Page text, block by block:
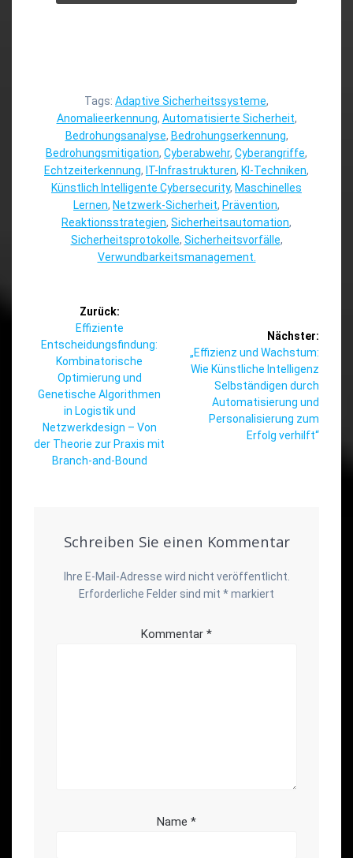
Tags: Adaptive Sicherheitssysteme,
Anomalieerkennung, Automatisierte Sicherheit,
Bedrohungsanalyse, Bedrohungserkennung,
Bedrohungsmitigation, Cyberabwehr, Cyberangriffe,
Echtzeiterkennung, IT-Infrastrukturen, KI-Techniken,
Künstlich Intelligente Cybersecurity, Maschinelles
Lernen, Netzwerk-Sicherheit, Prävention,
Reaktionsstrategien, Sicherheitsautomation,
Sicherheitsprotokolle, Sicherheitsvorfälle,
Verwundbarkeitsmanagement.
Beitragsnavigation
Zurück:
Vorheriger
Beitrag:
Effiziente
Entscheidungsfindung:
Kombinatorische
Optimierung und
Genetische Algorithmen
in Logistik und
Netzwerkdesign – Von
der Theorie zur Praxis mit
Branch-and-Bound
Nächster:
Nächster
Beitrag:
„Effizienz und Wachstum:
Wie Künstliche Intelligenz
Selbständigen durch
Automatisierung und
Personalisierung zum
Erfolg verhilft“
Schreiben Sie einen Kommentar
Ihre E-Mail-Adresse wird nicht veröffentlicht.
Erforderliche Felder sind mit *markiert
Kommentar *
Name *